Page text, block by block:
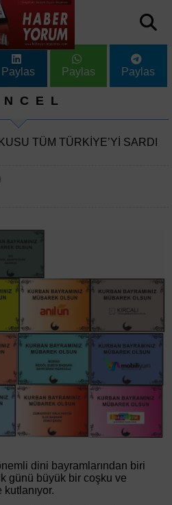
Paylas Paylas Paylas
TÜM TÜRKIYE’YI SARDI
dini bayramlarından biri
günü büyük bir coşku ve